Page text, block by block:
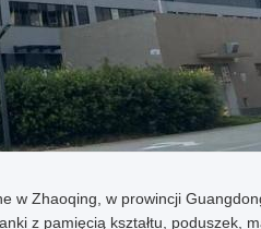
w Zhaoqing, w prowincji
z pamięcią kształtu, poduszek,